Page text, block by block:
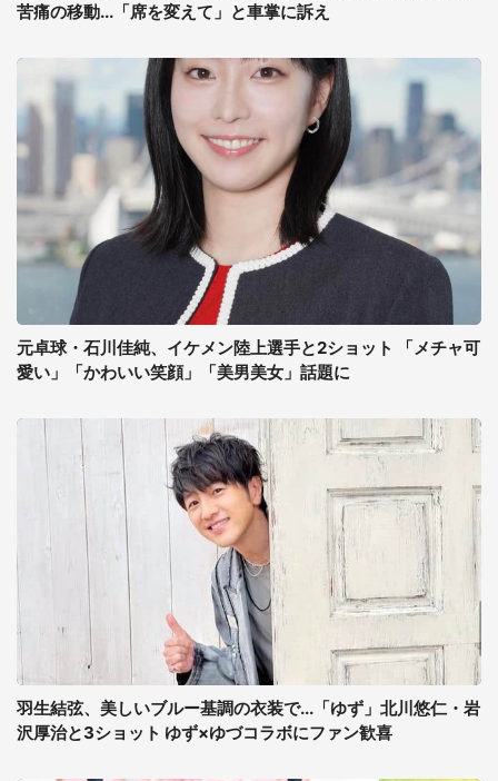
苦痛の移動...「席を変えて」と車掌に訴え
元卓球・石川佳純、イケメン陸上選手と2ショット 「メチャ可
愛い」「かわいい笑顔」「美男美女」話題に
羽生結弦、美しいブルー基調の衣装で...「ゆず」北川悠仁・岩
沢厚治と3ショット ゆず×ゆづコラボにファン歓喜